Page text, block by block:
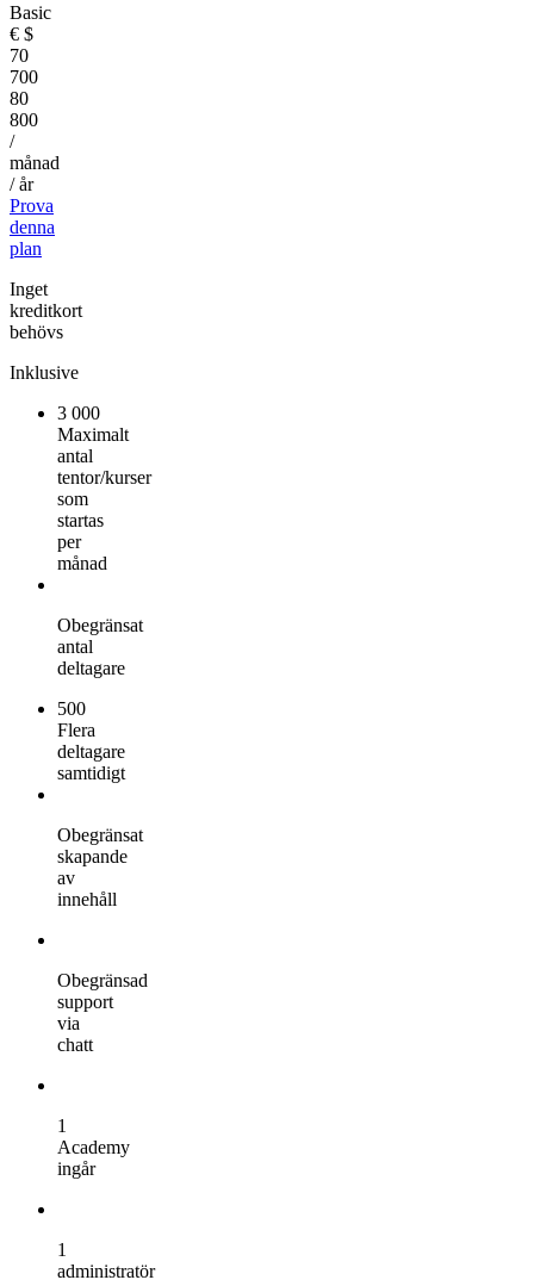
Basic
€ $
70
700
80
800
/
månad
/ år
Prova
denna
plan
Inget
kreditkort
behövs
Inklusive
3 000
Maximalt
antal
tentor/kurser
som
startas
per
månad
Obegränsat
antal
deltagare
500
Flera
deltagare
samtidigt
Obegränsat
skapande
av
innehåll
Obegränsad
support
via
chatt
1
Academy
ingår
1
administratör